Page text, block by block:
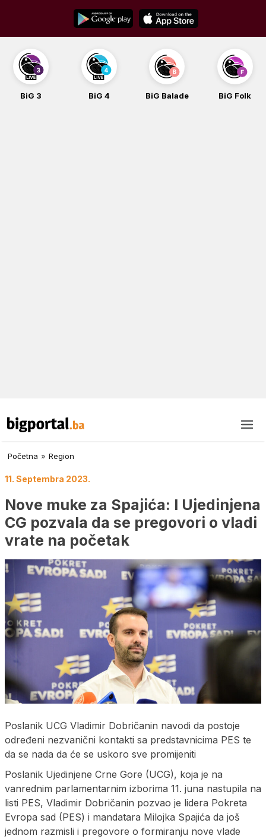
content
BiG 3 BiG 4 BiG Balade BiG Folk
Početna » Region
11. Septembra 2023.
Nove muke za Spajića: I Ujedinjena
CG pozvala da se pregovori o vladi
vrate na početak
Poslanik UCG Vladimir Dobričanin navodi da postoje
određeni nezvanični kontakti sa predstavnicima PES te
da se nada da će se uskoro sve promijeniti
Poslanik Ujedinjene Crne Gore (UCG), koja je na
vanrednim parlamentarnim izborima 11. juna nastupila na
listi PES, Vladimir Dobričanin pozvao je lidera Pokreta
Evropa sad (PES) i mandatara Milojka Spajića da još
jednom razmisli i pregovore o formiranju nove vlade